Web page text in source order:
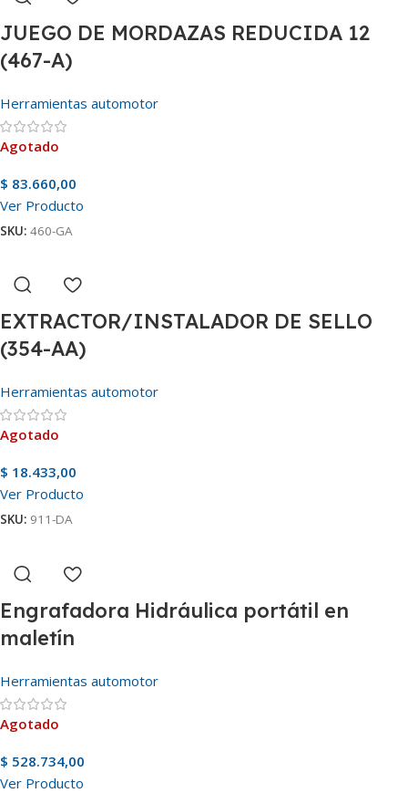
JUEGO DE MORDAZAS REDUCIDA 12
(467-A)
Herramientas automotor
Agotado
$ 83.660,00
Ver Producto
SKU: 460-GA
EXTRACTOR/INSTALADOR DE SELLO
(354-AA)
Herramientas automotor
Agotado
$ 18.433,00
Ver Producto
SKU: 911-DA
Engrafadora Hidráulica portátil en
maletín
Herramientas automotor
Agotado
$ 528.734,00
Ver Producto